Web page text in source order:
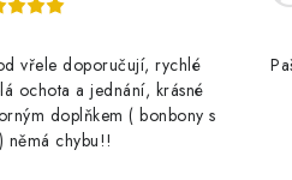
vřele doporučují, rychlé
ochota a jednání, krásné
doplňkem ( bonbony s
němá chybu!!